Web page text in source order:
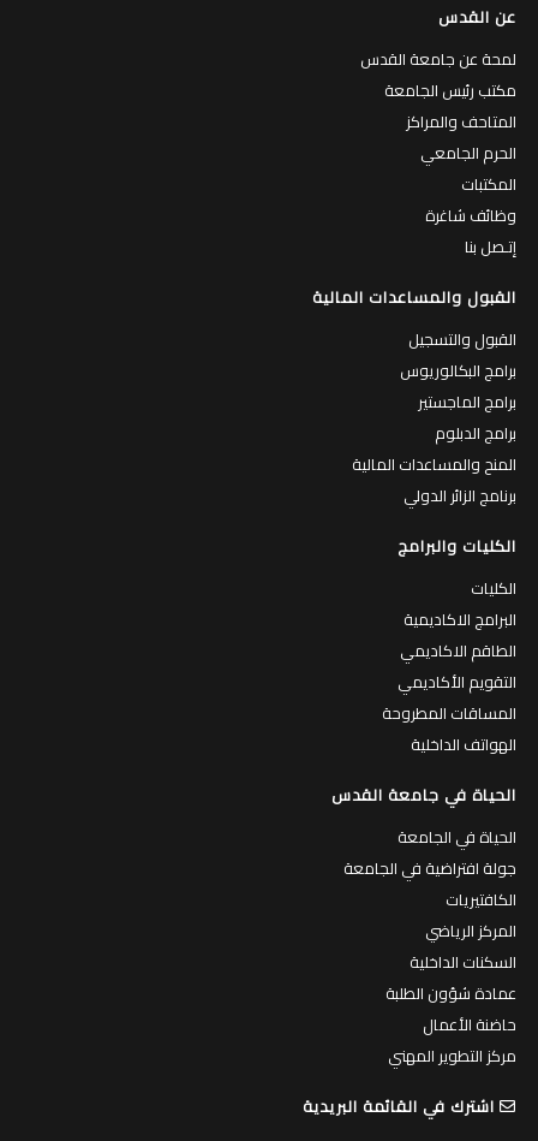
عن القدس
لمحة عن جامعة القدس
مكتب رئيس الجامعة
المتاحف والمراكز
الحرم الجامعي
المكتبات
وظائف شاغرة
إتـصل بنا
القبول والمساعدات المالية
القبول والتسجيل
برامج البكالوريوس
برامج الماجستير
برامج الدبلوم
المنح والمساعدات المالية
برنامج الزائر الدولي
الكليات والبرامج
الكليات
البرامج الاكاديمية
الطاقم الاكاديمي
التقويم الأكاديمي
المساقات المطروحة
الهواتف الداخلية
الحياة في جامعة القدس
الحياة في الجامعة
جولة افتراضية في الجامعة
الكافتيريات
المركز الرياضي
السكنات الداخلية
عمادة شؤون الطلبة
حاضنة الأعمال
مركز التطوير المهني
اشترك في القائمة البريدية